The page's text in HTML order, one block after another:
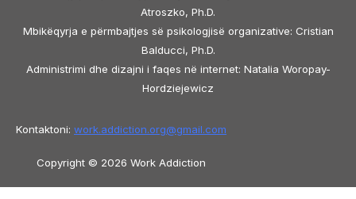
Atroszko, Ph.D.
Mbikëqyrja e përmbajtjes së psikologjisë organizative: Cristian
Balducci, Ph.D.
Administrimi dhe dizajni i faqes në internet: Natalia Woropay-
Hordziejewicz
Kontaktoni: work.addiction.org@gmail.com
Copyright © 2026 Work Addiction